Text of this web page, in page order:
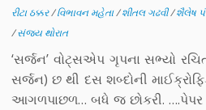
રીટા ઠક્કર/વિભાવન મહેતા/શીતલ ગઢવી/શૈલેષ
/સંજય થોરાત
‘સર્જન’ વોટ્સએપ ગૃપના સભ્યો
સર્જન) છ થી દસ શબ્દોની
આગળપાછળ… બધે જ છોકરી. ….પેપર